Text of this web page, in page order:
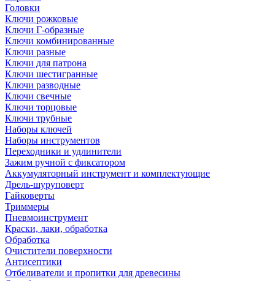
Головки
Ключи рожковые
Ключи Г-образные
Ключи комбинированные
Ключи разные
Ключи для патрона
Ключи шестигранные
Ключи разводные
Ключи свечные
Ключи торцовые
Ключи трубные
Наборы ключей
Наборы инструментов
Переходники и удлинители
Зажим ручной с фиксатором
Аккумуляторный инструмент и комплектующие
Дрель-шуруповерт
Гайковерты
Триммеры
Пневмоинструмент
Краски, лаки, обработка
Обработка
Очистители поверхности
Антисептики
Отбеливатели и пропитки для древесины